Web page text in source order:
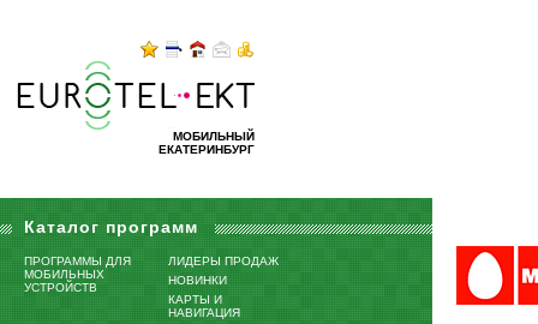
МОБИЛЬНЫЙ
ЕКАТЕРИНБУРГ
Каталог программ
ПРОГРАММЫ ДЛЯ
МОБИЛЬНЫХ
УСТРОЙСТВ
ЛИДЕРЫ ПРОДАЖ
НОВИНКИ
КАРТЫ И
НАВИГАЦИЯ